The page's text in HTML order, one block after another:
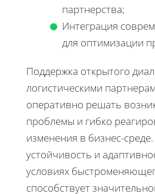
партнерства;
Интеграция
для оптимизации
Поддержка открытого
логистическими
оперативно решать
проблемы и гибко
изменения в бизнес-
устойчивость и
условиях
способствует